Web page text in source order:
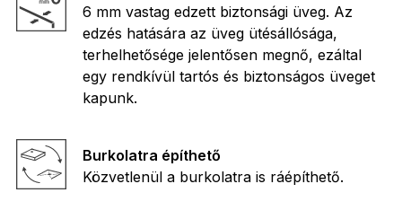
6 mm vastag edzett biztonsági üveg. Az
edzés hatására az üveg ütésállósága,
terhelhetősége jelentősen megnő, ezáltal
egy rendkívül tartós és biztonságos üveget
kapunk.
Burkolatra építhető
Közvetlenül a burkolatra is ráépíthető.